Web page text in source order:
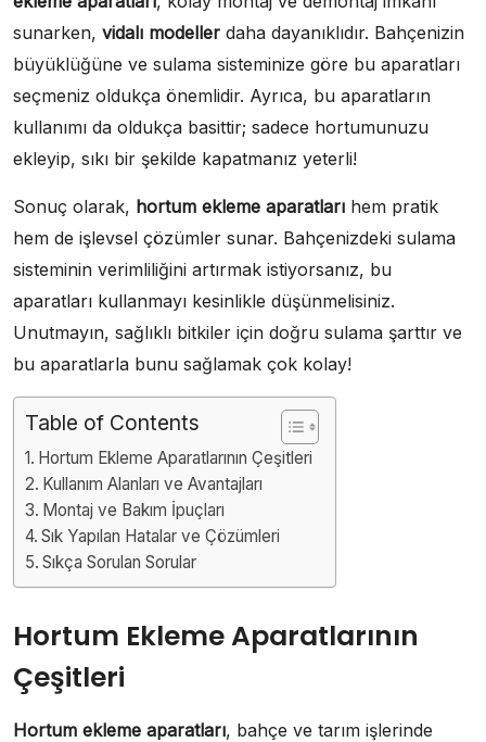
sunarken, vidalı modeller daha dayanıklıdır. Bahçenizin
büyüklüğüne ve sulama sisteminize göre bu aparatları
seçmeniz oldukça önemlidir. Ayrıca, bu aparatların
kullanımı da oldukça basittir; sadece hortumunuzu
ekleyip, sıkı bir şekilde kapatmanız yeterli!
Sonuç olarak, hortum ekleme aparatları hem pratik
hem de işlevsel çözümler sunar. Bahçenizdeki sulama
sisteminin verimliliğini artırmak istiyorsanız, bu
aparatları kullanmayı kesinlikle düşünmelisiniz.
Unutmayın, sağlıklı bitkiler için doğru sulama şarttır ve
bu aparatlarla bunu sağlamak çok kolay!
Table of Contents
Hortum Ekleme Aparatlarının Çeşitleri
Kullanım Alanları ve Avantajları
Montaj ve Bakım İpuçları
Sık Yapılan Hatalar ve Çözümleri
Sıkça Sorulan Sorular
Hortum Ekleme Aparatlarının
Çeşitleri
Hortum ekleme aparatları, bahçe ve tarım işlerinde